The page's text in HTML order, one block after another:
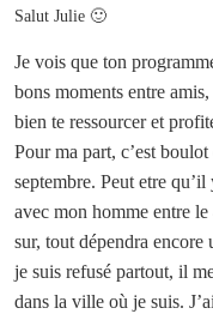
Salut Julie 🙂
Je vois que ton
bons moments entre
bien te ressourcer et
Pour ma part, c’est
septembre. Peut etre
avec mon homme entre
sur, tout dépendra encore
je suis refusé partout, il
dans la ville où je suis.